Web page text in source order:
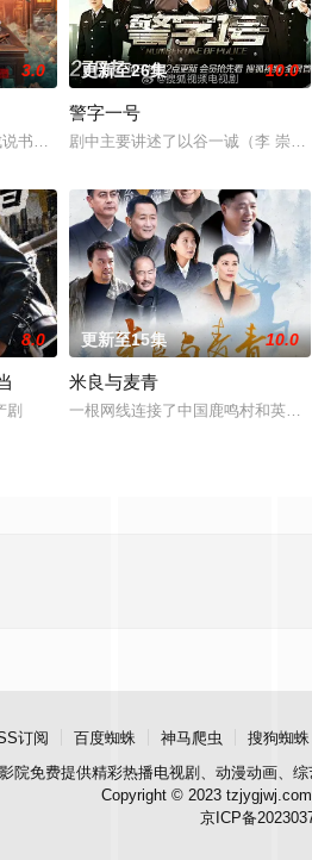
从恨意中涅槃重生，借私生女桑落的身份
3.0
书班子，偶遇“白天人住屋，晚上鬼占房”
更新至26集 10.0
警字一号
剧中主要讲述了以谷一诚（李 崇
带自己用程序员身份卧底电诈集团以求
8.0
剧
更新至15集 10.0
米良与麦青
一根网线连接了中国鹿鸣村和英国
订阅 百度蜘蛛 神马爬虫 搜狗蜘蛛
院免费提供精彩热播电视剧、动漫动画、
Copyright © 2023
京ICP备